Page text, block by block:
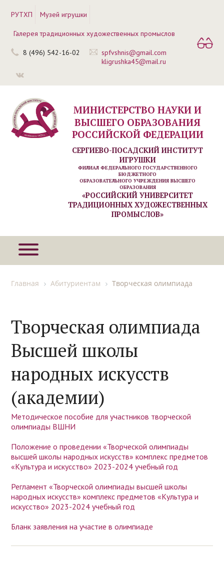
РУТХП Музей игрушки
Галерея традиционных художественных промыслов
8 (496) 542-16-02
spfvshnis@gmail.com
kligrushka45@mail.ru
МИНИСТЕРСТВО НАУКИ И
ВЫСШЕГО ОБРАЗОВАНИЯ
РОССИЙСКОЙ ФЕДЕРАЦИИ
СЕРГИЕВО-ПОСАДСКИЙ ИНСТИТУТ
ИГРУШКИ
ФИЛИАЛ ФЕДЕРАЛЬНОГО ГОСУДАРСТВЕННОГО
БЮДЖЕТНОГО
ОБРАЗОВАТЕЛЬНОГО УЧРЕЖДЕНИЯ ВЫСШЕГО
ОБРАЗОВАНИЯ
«РОССИЙСКИЙ УНИВЕРСИТЕТ
ТРАДИЦИОННЫХ ХУДОЖЕСТВЕННЫХ
ПРОМЫСЛОВ»
Главная Абитуриентам Творческая олимпиада
Творческая олимпиада
Высшей школы
народных искусств
(академии)
Методическое пособие для участников творческой
олимпиады ВШНИ
Положение о проведении «Творческой олимпиады
высшей школы народных искусств» комплекс предметов
«Культура и искусство» 2023-2024 учебный год
Регламент «Творческой олимпиады высшей школы
народных искусств» комплекс предметов «Культура и
искусство» 2023-2024 учебный год
Бланк заявления на участие в олимпиаде